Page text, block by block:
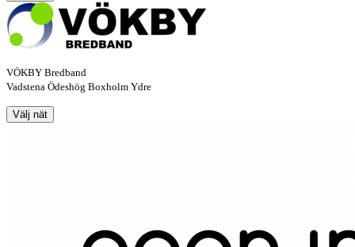
VÖKBY Bredband
Vadstena Ödeshög Boxholm Ydre
Välj nät